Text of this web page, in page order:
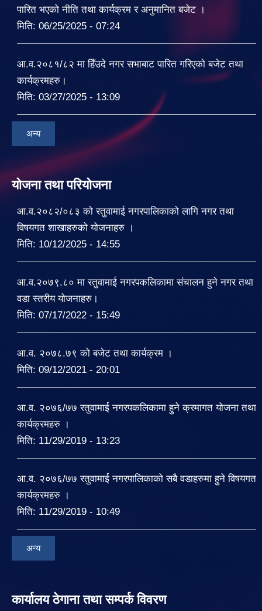
पारित भएको नीति तथा कार्यक्रम र अनुमानित बजेट ।
मिति: 06/25/2025 - 07:24
आ.व.२०८१/८२ मा हिँउदे नगर सभाबाट पारित गरिएको बजेट तथा
कार्यक्रमहरु।
मिति: 03/27/2025 - 13:09
अन्य
योजना तथा परियोजना
आ.व.२०८२/०८३ को रतुवामाई नगरपालिकाको लागि नगर तथा
विषयगत शाखाहरुको योजनाहरु ।
मिति: 10/12/2025 - 14:55
आ.व.२०७९.८० मा रतुवामाई नगरपकलिकामा संचालन हुने नगर तथा
वडा स्तरीय योजनाहरु।
मिति: 07/17/2022 - 15:49
आ.व. २०७८.७९ को बजेट तथा कार्यक्रम ।
मिति: 09/12/2021 - 20:01
आ.व. २०७६/७७ रतुवामाई नगरपकलिकामा हुने क्रमागत योजना तथा
कार्यक्रमहरु ।
मिति: 11/29/2019 - 13:23
आ.व. २०७६/७७ रतुवामाई नगरपालिकाको सबै वडाहरुमा हुने विषयगत
कार्यक्रमहरु ।
मिति: 11/29/2019 - 10:49
अन्य
कार्यालय ठेगाना तथा सम्पर्क विवरण